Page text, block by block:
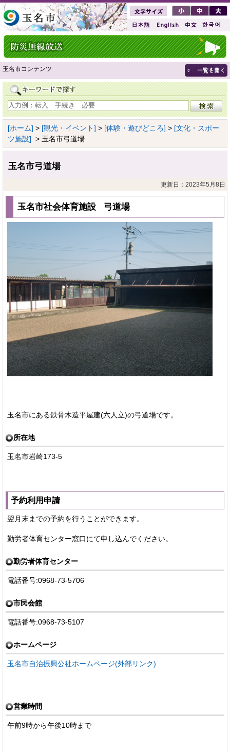
玉名市コンテンツ
[ホーム] > [観光・イベント] > [体験・遊びどころ] > [文化・スポー
ツ施設] > 玉名市弓道場
玉名市弓道場
更新日：2023年5月8日
玉名市社会体育施設 弓道場
玉名市にある鉄骨木造平屋建(六人立)の弓道場です。
所在地
玉名市岩崎173-5
予約利用申請
翌月末までの予約を行うことができます。
勤労者体育センター窓口にて申し込んでください。
勤労者体育センター
電話番号:0968-73-5706
市民会館
電話番号:0968-73-5107
ホームページ
玉名市自治振興公社ホームページ(外部リンク)
営業時間
午前9時から午後10時まで